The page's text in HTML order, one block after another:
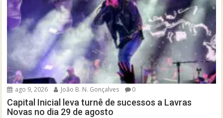
ago 9, 2026 João B. N. Gonçalves 0
Capital Inicial leva turnê de sucessos a Lavras
Novas no dia 29 de agosto